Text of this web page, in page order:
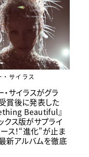
・サイラス
・サイラスがグラ
賞後に発表した
Beautiful』
クス版がサプライ
ース！“進化”が止ま
新アルバムを徹底